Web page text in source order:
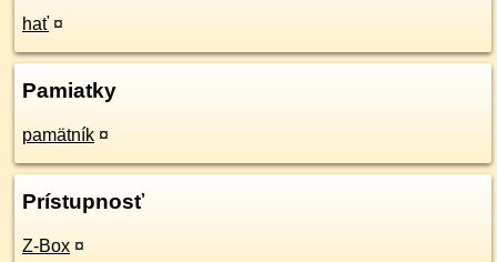
hať ¤
Pamiatky
pamätník ¤
Prístupnosť
Z-Box ¤